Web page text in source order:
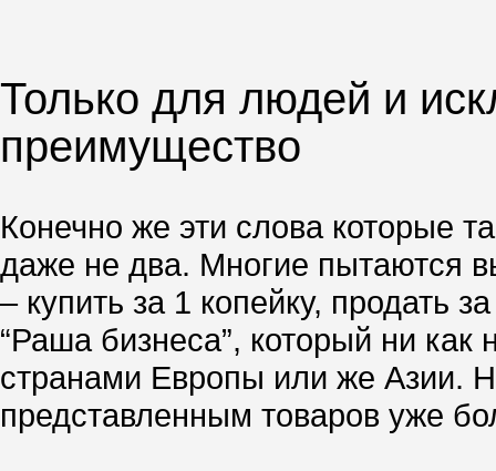
Только для людей и
преимущество
Конечно же эти слова которые
даже не два. Многие пытаются
– купить за 1 копейку, продать
“Раша бизнеса”, который ни
странами Европы или же Азии.
представленным товаров уже